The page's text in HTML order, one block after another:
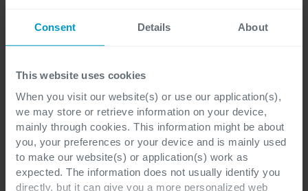
Consent Details About
This website uses cookies
When you visit our website(s) or use our application(s),
we may store or retrieve information on your device,
mainly through cookies. This information might be about
you, your preferences or your device and is mainly used
to make our website(s) or application(s) work as
expected. The information does not usually identify you
directly, but it can give you a more personalized web
Come ci hai conosciuto?
(ricerca web, social, passaparola, referenze...)
Ho letto l'Informativa sulla privacy e sono
consapevole che per riscontrare la mia